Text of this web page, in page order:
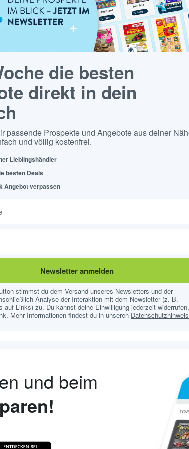
die besten
direkt in dein
passende Prospekte und Angebote aus deiner
und völlig kostenfrei.
Lieblingshändler
besten Deals
Angebot verpassen
Newsletter anmelden
stimmst du dem Versand unseres Newsletters und der
Analyse der Interaktion mit dem Newsletter (z. B.
auf Links) zu. Du kannst deine Einwilligung jederzeit
Mehr Informationen findest du in unseren
und beim